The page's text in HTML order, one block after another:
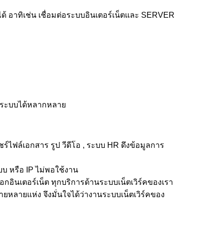
อาทิเช่น เชื่อมต่อระบบอินเตอร์เน็ตและ SERVER
ะบบได้หลากหลาย
ไฟล์เอกสาร รูป วีดีโอ , ระบบ HR ดึงข้อมูลการ
หรือ IP ไม่พอใช้งาน
นเตอร์เน็ต ทุกบริการด้านระบบเน็ตเวิร์คของเรา
หลายแห่ง จึงมั่นใจได้ว่างานระบบเน็ตเวิร์คของ